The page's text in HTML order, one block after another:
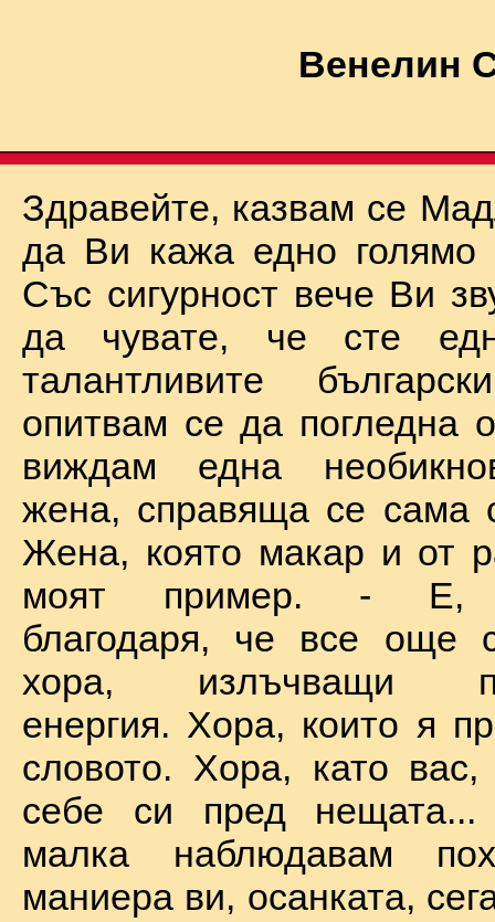
Венелин
Здравейте, казвам се
да Ви кажа едно голямо
Със сигурност вече Ви
да чувате, че сте
талантливите
опитвам се да погледна
виждам една
жена, справяща се сама
Жена, която макар и от
моят пример. - Е,
благодаря, че все още
хора, излъчващи
енергия. Хора, които я
словото. Хора, като
себе си пред
малка наблюдавам
маниера ви, осанката,